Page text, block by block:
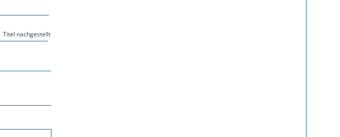
Titel nachgestellt